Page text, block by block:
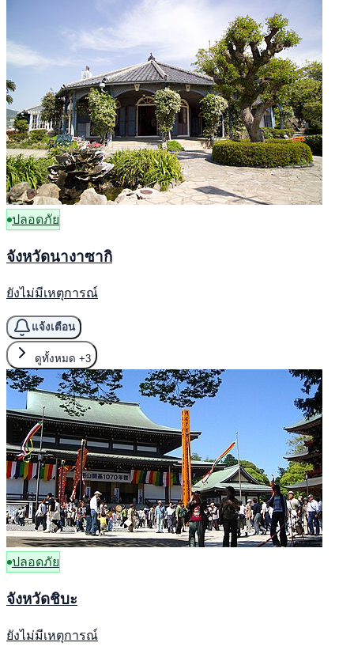
ปลอดภัย
จังหวัดนางาซากิ
ยังไม่มีเหตุการณ์
แจ้งเตือน
ดูทั้งหมด +3
ปลอดภัย
จังหวัดชิบะ
ยังไม่มีเหตุการณ์